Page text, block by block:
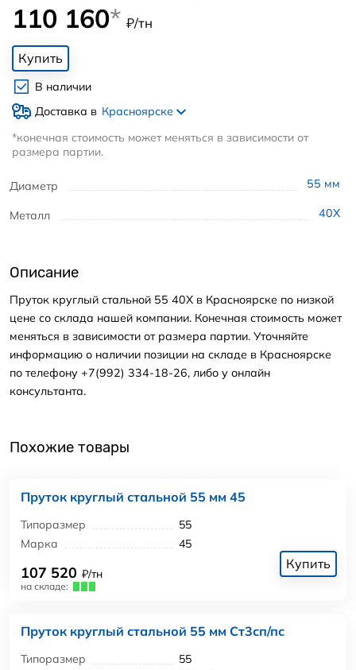
Диаметр 55 мм
Металл 40Х
110 160* ₽/тн
Купить
В наличии
Доставка в Красноярске
*конечная стоимость может меняться в зависимости от
размера партии.
Описание
Пруток круглый стальной 55 40Х в Красноярске по низкой
цене со склада нашей компании. Конечная стоимость может
меняться в зависимости от размера партии. Уточняйте
информацию о наличии позиции на складе в Красноярске
по телефону +7(992) 334-18-26, либо у онлайн
консультанта.
Похожие товары
Пруток круглый стальной 55 мм 45
Типоразмер
55
Марка
45
107 520 ₽/тн
на складе:
Купить
Пруток круглый стальной 55 мм Ст3сп/пс
Типоразмер
55